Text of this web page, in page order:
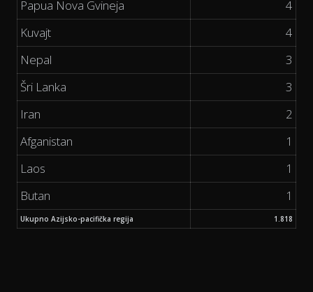
Papua Nova Gvineja
4
Kuvajt
4
Nepal
3
Šri Lanka
3
Iran
2
Afganistan
1
Laos
1
Butan
1
Ukupno Azijsko-pacifička regija 1.818